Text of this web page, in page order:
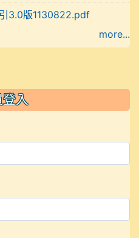
3.0版1130822.pdf
more...
登入